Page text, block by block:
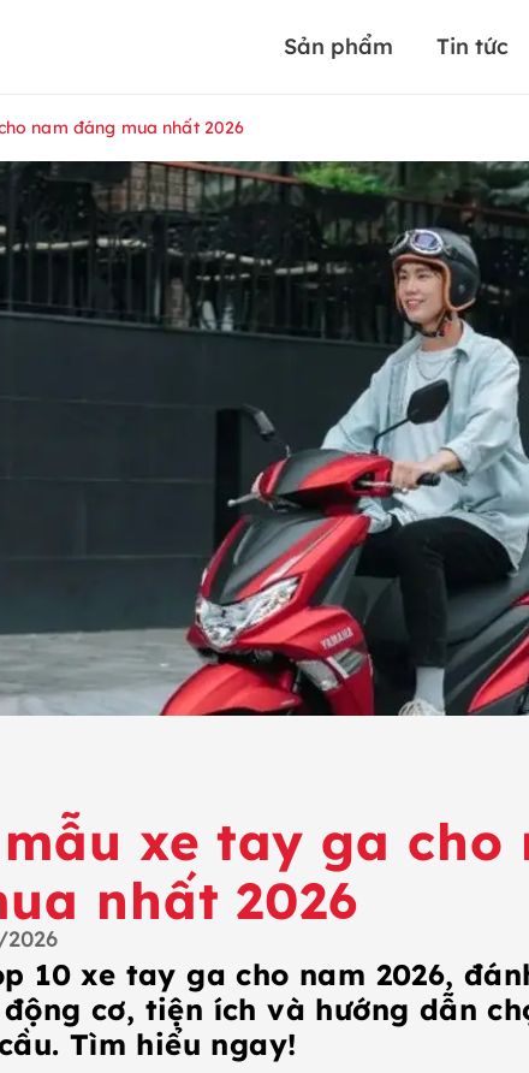
Sản phẩm Tin tức
nam đáng mua nhất 2026
xe tay ga cho
nhất 2026
10 xe tay ga cho nam 2026,
cơ, tiện ích và hướng dẫn
Tìm hiểu ngay!